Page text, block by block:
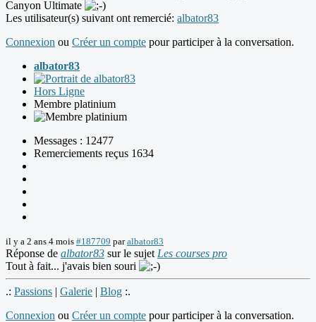
Canyon Ultimate
Les utilisateur(s) suivant ont remercié: albator83
Connexion ou Créer un compte pour participer à la conversation.
albator83
Hors Ligne
Membre platinium
Messages : 12477
Remerciements reçus 1634
il y a 2 ans 4 mois #187709 paralbator83
Réponse de albator83 sur le sujet Les courses pro
Tout à fait... j'avais bien souri
.: Passions | Galerie | Blog :.
Connexion ou Créer un compte pour participer à la conversation.